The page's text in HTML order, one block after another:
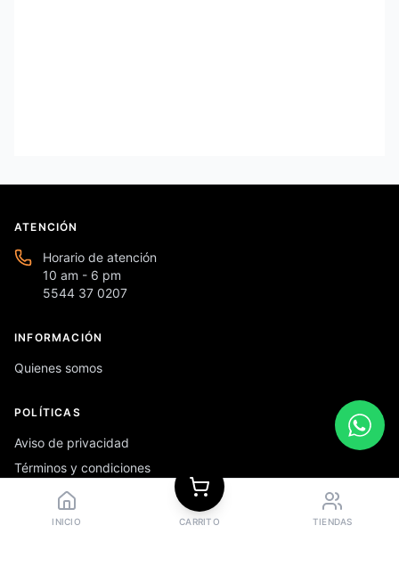
INICIO CARRITO TIENDAS
ATENCIÓN
Horario de atención
10 am - 6 pm
5544 37 0207
INFORMACIÓN
Quienes somos
POLÍTICAS
Aviso de privacidad
Términos y condiciones
Preguntas frecuentes